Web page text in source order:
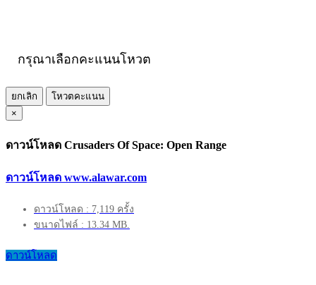
กรุณาเลือกคะแนนโหวต
ยกเลิก
โหวตคะแนน
×
ดาวน์โหลด Crusaders Of Space: Open Range
ดาวน์โหลด www.alawar.com
ดาวน์โหลด : 7,119 ครั้ง
ขนาดไฟล์ : 13.34 MB.
ดาวน์โหลด